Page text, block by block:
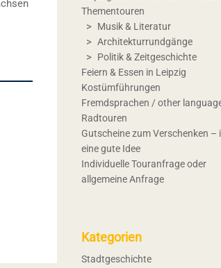
Thementouren
Musik & Literatur
Architekturrundgänge
Politik & Zeitgeschichte
Feiern & Essen in Leipzig
Kostümführungen
Fremdsprachen / other
Radtouren
Gutscheine zum Verschenken –
eine gute Idee
Individuelle Touranfrage oder
allgemeine Anfrage
Kategorien
Stadtgeschichte